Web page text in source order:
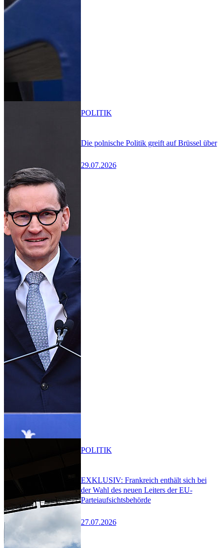
Die polnische Politik greift auf Brüssel über
29.07.2026
POLITIK
EXKLUSIV: Frankreich enthält sich bei
der Wahl des neuen Leiters der EU-
Parteiaufsichtsbehörde
27.07.2026
POLITIK